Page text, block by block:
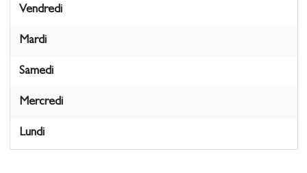
Vendredi
Mardi
Samedi
Mercredi
Lundi